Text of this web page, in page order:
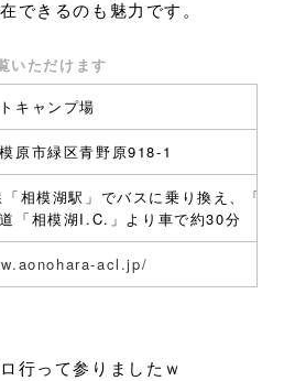
できるのも魅力です。
キャンプ場
原市緑区青野原918-1
相模湖駅」でバスに乗り換え、「
「相模湖I.C.」より車で約30分
acl.jp/
行って参りましたｗ